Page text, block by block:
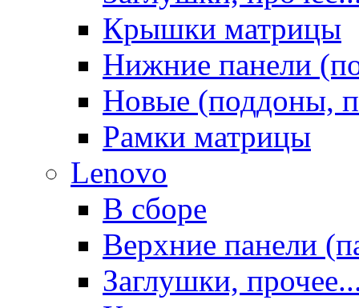
Крышки матрицы
Нижние панели
Новые (поддоны,
Рамки матрицы
Lenovo
В сборе
Верхние панели
Заглушки,